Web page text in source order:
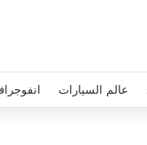
عالم السيارات